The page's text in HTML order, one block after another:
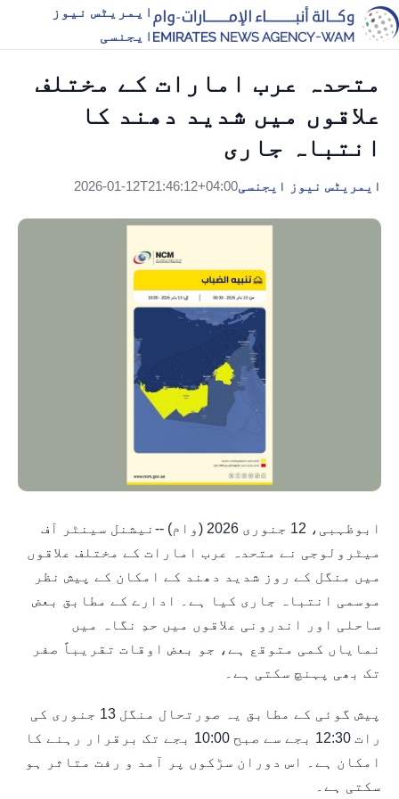
ایمریٹس نیوز
ایجنسی
متحدہ عرب امارات کے مختلف
علاقوں میں شدید دھند کا
انتباہ جاری
ایمریٹس نیوز ایجنسی2026-01-12T21:46:12+04:00
ابوظہبی، 12 جنوری 2026 (وام) --نیشنل سینٹر آف
میٹرولوجی نے متحدہ عرب امارات کے مختلف علاقوں
میں منگل کے روز شدید دھند کے امکان کے پیش نظر
موسمی انتباہ جاری کیا ہے۔ ادارے کے مطابق بعض
ساحلی اور اندرونی علاقوں میں حدِ نگاہ میں
نمایاں کمی متوقع ہے، جو بعض اوقات تقریباً صفر
تک بھی پہنچ سکتی ہے۔
پیش گوئی کے مطابق یہ صورتحال منگل 13 جنوری کی
رات 12:30 بجے سے صبح 10:00 بجے تک برقرار رہنے کا
امکان ہے۔ اس دوران سڑکوں پر آمد و رفت متاثر ہو
سکتی ہے۔